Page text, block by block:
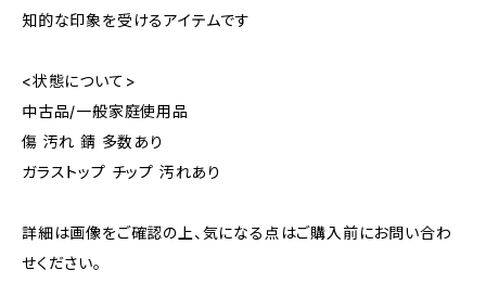
知的な印象を受けるアイテムです
<状態について>
中古品/一般家庭使用品
傷 汚れ 錆 多数あり
ガラストップ チップ 汚れあり
詳細は画像をご確認の上、気になる点はご購入前にお問い合わ
せください。